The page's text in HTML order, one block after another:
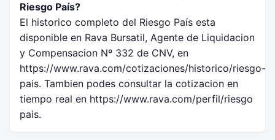
Riesgo País?
El historico completo del Riesgo País esta
disponible en Rava Bursatil, Agente de Liquidacion
y Compensacion Nº 332 de CNV, en
https://www.rava.com/cotizaciones/historico/riesgo-
pais. Tambien podes consultar la cotizacion en
tiempo real en https://www.rava.com/perfil/riesgo
pais.